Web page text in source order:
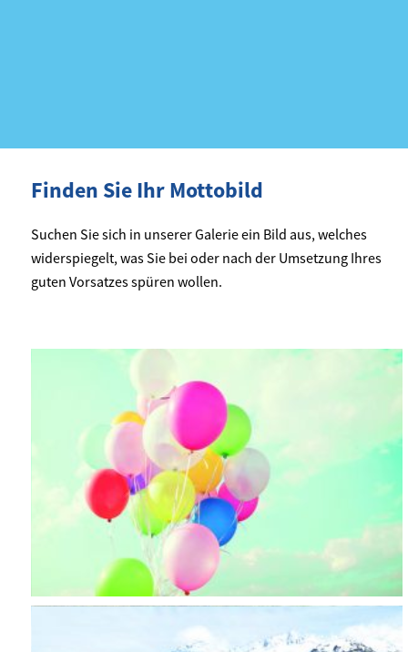
Finden Sie Ihr Mottobild
Suchen Sie sich in unserer Galerie ein Bild aus, welches
widerspiegelt, was Sie bei oder nach der Umsetzung Ihres
guten Vorsatzes spüren wollen.